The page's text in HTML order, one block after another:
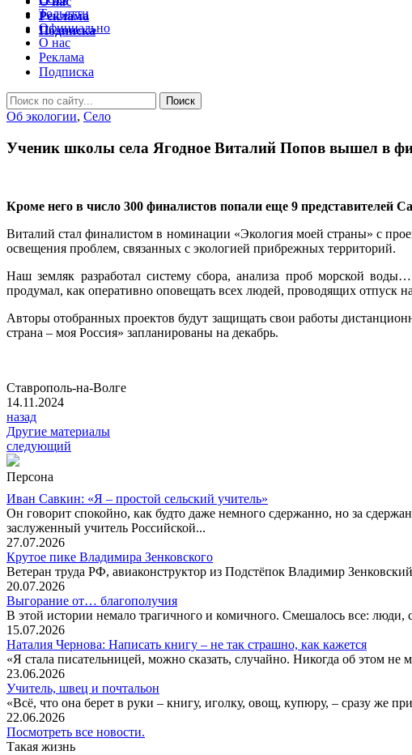
Тольятти
Официально
О нас
Реклама
Подписка
Об экологии, Село
Ученик школы села Ягодное Виталий Попов вышел в
Кроме него в число 300 финалистов попали еще 9 представителей
Виталий стал финалистом в номинации «Экология моей страны» с
освещения проблем, связанных с экологией прибрежных территорий.
Наш земляк разработал систему сбора, анализа проб морской
продумал, как оперативно оповещать всех людей, проводящих отпуск
Авторы отобранных проектов будут защищать свои работы
страна – моя Россия» запланированы на декабрь.
Ставрополь-на-Волге
14.11.2024
назад
Другие материалы
следующий
Персона
Иван Савкин: «Я – простой сельский учитель»
Он говорит спокойно, как будто даже немного сдержанно, но за
заслуженный учитель Российской...
27.07.2026
Крутое пике Владимира Зенковского
Ветеран труда РФ, авиаконструктор из Подстёпок Владимир
20.07.2026
Выгорание от… благополучия
В этой истории немало трагичного и комичного. Смешалось все:
15.07.2026
Наталия Чернова: Написать книгу – не так страшно, как кажется
«Я стала писательницей, можно сказать, случайно. Никогда об этом
23.06.2026
Учитель, швец и почтальон
«Всё, что она берет в руки – книгу, иголку, овощ, купюру, – сразу же
22.06.2026
Посмотреть все новости.
Такая жизнь
Реклама
Подписка